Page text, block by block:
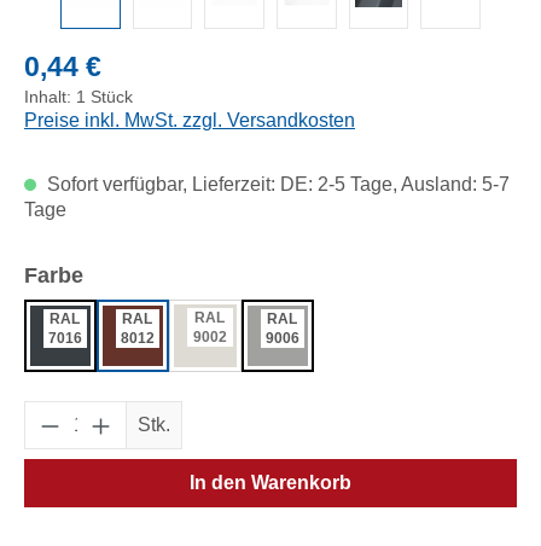
Regulärer Preis:
0,44 €
Inhalt: 1 Stück
Preise inkl. MwSt. zzgl. Versandkosten
Sofort verfügbar, Lieferzeit: DE: 2-5 Tage, Ausland: 5-7
Tage
Farbeauswählen
RAL
7016
RAL
8012
RAL
9002
RAL
9006
Produkt Anzahl: Gib den gewünschten
Stk.
In den Warenkorb